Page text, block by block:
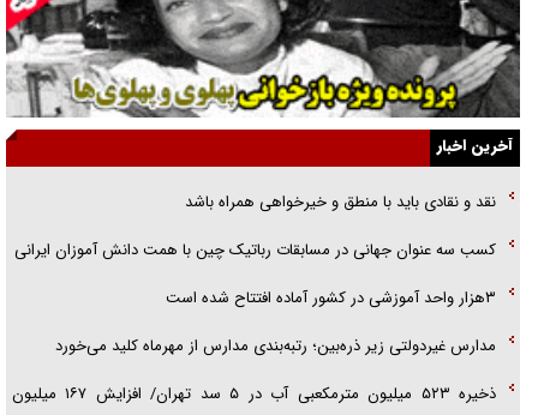
نسلی که آنلاین الگو می‌گیرد
گفت‌وگو با آیت‌الله جاودان/ جفای مخالفان مکانت معنوی رهبر شهید را
ارتقا می‌داد
راننده مست به قانون می‌خندد
همه آقای دوربینی شده‌ایم!
قصه ناتمام سرویس مدارس
آیا مقاومت فلسطین خلع‌سلاح می‌شود؟
آخرین اخبار
نقد و نقادی باید با منطق و خیرخواهی همراه باشد
کسب سه عنوان جهانی در مسابقات رباتیک چین با همت دانش آموزان ایرانی
۳هزار واحد آموزشی در کشور آماده افتتاح شده است
مدارس غیردولتی زیر ذره‌بین؛ رتبه‌بندی مدارس از مهرماه کلید می‌خورد
ذخیره ۵۲۳ میلیون مترمکعبی آب در ۵ سد تهران/ افزایش ۱۶۷ میلیون